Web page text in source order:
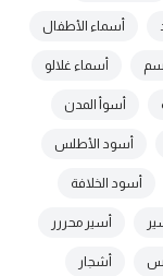
أسماء الأطفال
أسماء غلالو
أسوأ المدن
أسود الأطلس
أسود الخلافة
أسير محررر
أشجار